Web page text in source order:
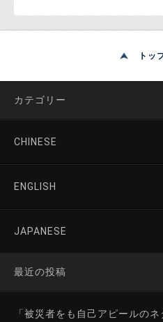
トッ
カテゴリー
CHINESE
ENGLISH
JAPANESE
最近の投稿
「被災者をも自己アピールの